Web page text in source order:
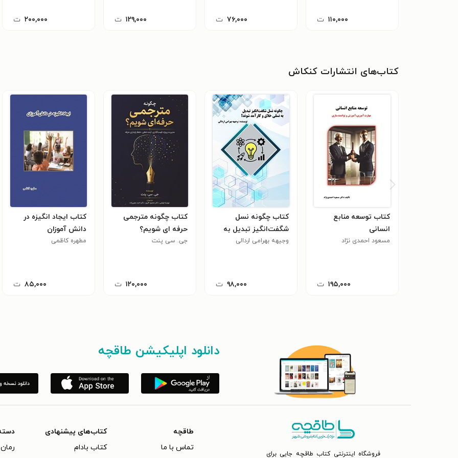
۱۱۰,۰۰۰ ت ۷۶,۰۰۰ ت ۱۲۹,۰۰۰ ت ۲۰۰,۰۰۰ ت
کتاب‌های انتشارات کنکاش
کتاب توسعه منابع
انسانی
مسعود احمدی نژاد
۱۹۵,۰۰۰ ت
کتاب چگونه نسل
شگفت‌انگیز تبدیل به
نسلی خلاق و کارآمد
وجیهه بهرامی اردالی
۹۸,۰۰۰ ت
کتاب چگونه مترجمی
حرفه ای شویم؟
جی. سی پنت
۱۲۰,۰۰۰ ت
کتاب ایجاد انگیزه در
دانش آموزان
مطهره کاظمی
۸۵,۰۰۰ ت
دانلود اپلیکیشن طاقچه
فروشگاه اینترنتی کتاب طاقچه جایی برای
طاقچه
تماس با ما
کتاب‌های پیشنهادی
کتاب بادام